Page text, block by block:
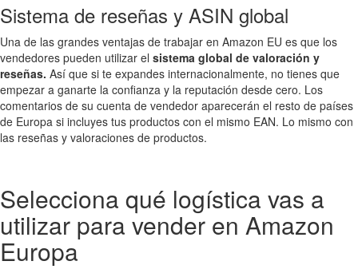
Sistema de reseñas y ASIN global
Una de las grandes ventajas de trabajar en Amazon EU es que los
vendedores pueden utilizar el sistema global de valoración y
reseñas. Así que si te expandes internacionalmente, no tienes que
empezar a ganarte la confianza y la reputación desde cero. Los
comentarios de su cuenta de vendedor aparecerán el resto de países
de Europa si incluyes tus productos con el mismo EAN. Lo mismo con
las reseñas y valoraciones de productos.
Selecciona qué logística vas a
utilizar para vender en Amazon
Europa